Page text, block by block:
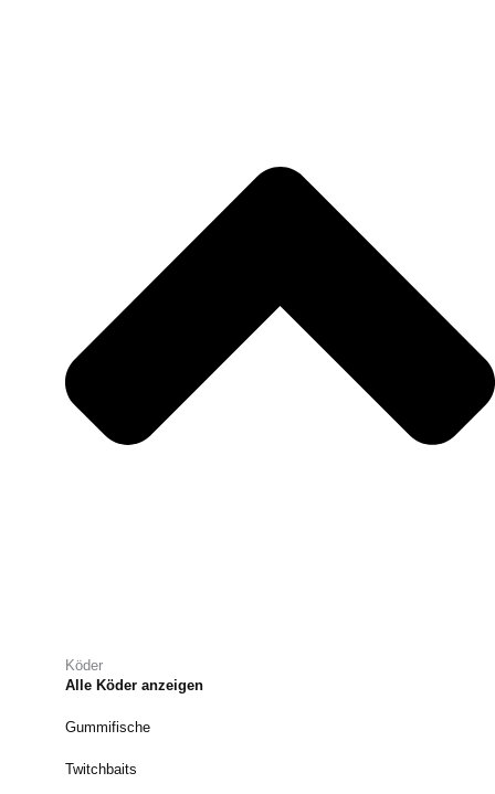
Köder
Alle Köder anzeigen
Gummifische
Twitchbaits